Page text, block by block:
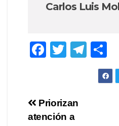
Carlos Luis
F
e
b
T
er
T
el o
Navegación
Priorizan
atención a